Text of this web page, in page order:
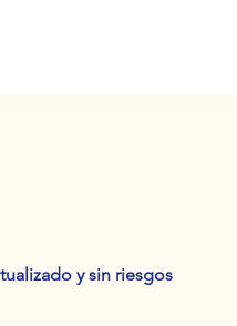
y sin riesgos